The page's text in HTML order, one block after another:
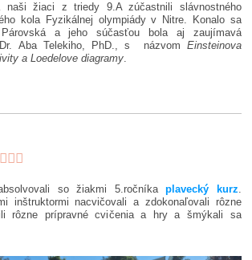
žiaci z triedy 9.A zúčastnili slávnostného
kola Fyzikálnej olympiády v Nitre. Konalo sa
a jeho súčasťou bola aj zaujímavá
Aba Telekiho, PhD., s názvom Einsteinova
a Loedelove diagramy.
so žiakmi 5.ročníkaplavecký kurz.
inštruktormi nacvičovali a zdokonaľovali rôzne
rôzne prípravné cvičenia a hry a šmýkali sa